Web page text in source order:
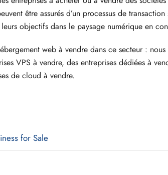
être assurés d’un processus de transaction
objectifs dans le paysage numérique en
web à vendre dans ce secteur :
VPS à vendre, des entreprises dédiées à
de cloud à vendre.
for Sale